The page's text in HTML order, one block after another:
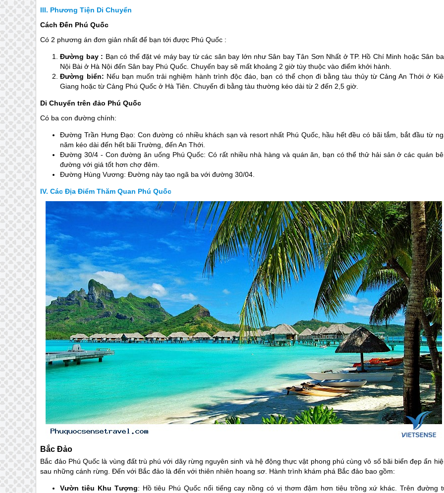
Phương Tiện Di Chuyển
Cách Đến Phú Quốc
Có 2 phương án đơn giản nhất để bạn tới được Phú Quốc :
Đường bay : Bạn có thể đặt vé máy bay từ các sân bay lớn như Sân bay Tân Sơn Nhất ở TP. Hồ Chí Minh hoặc Sân
Nội Bài ở Hà Nội đến Sân bay Phú Quốc. Chuyến bay sẽ mất khoảng 2 giờ tùy thuộc vào điểm khởi hành.
Đường biển: Nếu bạn muốn trải nghiệm hành trình độc đáo, bạn có thể chọn đi bằng tàu thủy từ Cảng An Thới ở
Giang hoặc từ Cảng Phú Quốc ở Hà Tiên. Chuyến đi bằng tàu thường kéo dài từ 2 đến 2,5 giờ.
Di Chuyển trên đảo Phú Quốc
Có ba con đường chính:
Đường Trần Hưng Đạo: Con đường có nhiều khách sạn và resort nhất Phú Quốc, hầu hết đều có bãi tắm, bắt đầu từ
năm kéo dài đến hết bãi Trường, đến An Thới.
Đường 30/4 - Con đường ăn uống Phú Quốc: Có rất nhiều nhà hàng và quán ăn, bạn có thể thử hải sản ở các quán
đường với giá tốt hơn chợ đêm.
Đường Hùng Vương: Đường này tạo ngã ba với đường 30/04.
Các Địa Điểm Thăm Quan Phú Quốc
Bắc Đảo
Bắc đảo Phú Quốc là vùng đất trù phú với dãy rừng nguyên sinh và hệ động thực vật phong phú cùng vô số bãi biển đẹp ẩn
sau những cánh rừng. Đến với Bắc đảo là đến với thiên nhiên hoang sơ. Hành trình khám phá Bắc đảo bao gồm:
Vườn tiêu Khu Tượng: Hồ tiêu Phú Quốcnổi tiếng cay nồng có vị thơm đậm hơn tiêu trồng xứ khác. Trên đường